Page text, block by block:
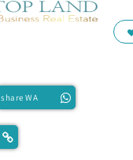
share WA